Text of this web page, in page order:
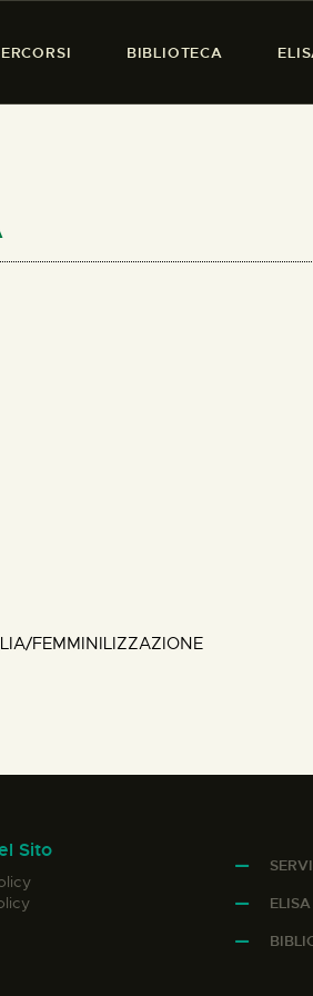
BIBLIOTECA
DONNA
FEMMINILIZZAZIONE
Sito